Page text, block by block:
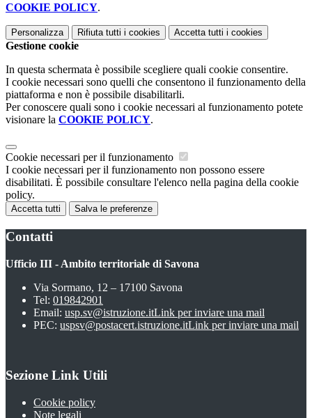
COOKIE POLICY.
Personalizza Rifiuta tutti i cookies Accetta tutti i cookies
Gestione cookie
In questa schermata è possibile scegliere quali cookie consentire.
I cookie necessari sono quelli che consentono il funzionamento della
piattaforma e non è possibile disabilitarli.
Per conoscere quali sono i cookie necessari al funzionamento potete
visionare la COOKIE POLICY.
Cookie necessari per il funzionamento
I cookie necessari per il funzionamento non possono essere
disabilitati. È possibile consultare l'elenco nella pagina della cookie
policy.
Accetta tutti Salva le preferenze
Contatti
Ufficio III - Ambito territoriale di Savona
Via Sormano, 12 – 17100 Savona
Tel: 019842901
Email: usp.sv@istruzione.itLink per inviare una mail
PEC: uspsv@postacert.istruzione.itLink per inviare una mail
Sezione Link Utili
Cookie policy
Note legali